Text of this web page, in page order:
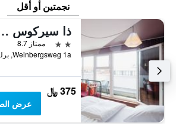
نجمتين أو أقل
ذا
2 نجمتين
ممتاز 8.7
375 ﷼
عرض